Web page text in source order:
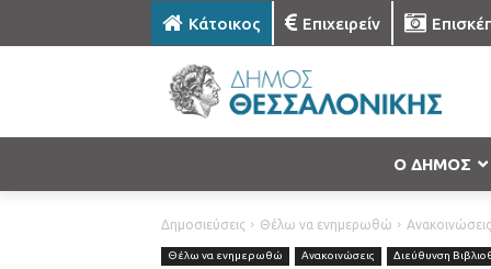
Κάτοικος Επιχειρείν
Ο ΔΗΜΟΣ
Δημοσιεύσεις Θέλω να ενημερωθώ Ανακοινώσεις
Θέλω να ενημερωθώ Ανακοινώσεις Διεύθυνση